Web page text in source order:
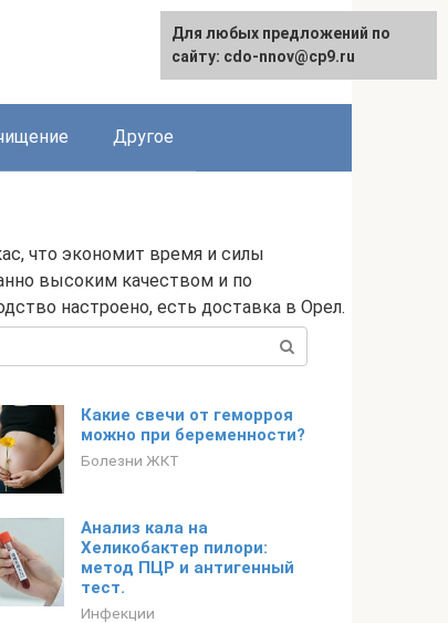
Другое
что экономит время и силы
высоким качеством и по
настроено, есть доставка в Орел.
Какие свечи от геморроя
можно при беременности?
Болезни ЖКТ
Анализ кала на
Хеликобактер пилори:
метод ПЦР и антигенный
тест.
Инфекции
Для любых предложений по
сайту: cdo-nnov@cp9.ru